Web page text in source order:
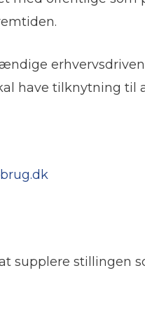
have tilknytning til
supplere stillingen